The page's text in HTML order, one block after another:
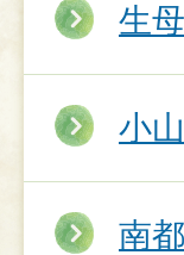
生
小
南